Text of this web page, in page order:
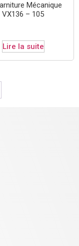
Mécanique
VX136 – 105
Lire la suite